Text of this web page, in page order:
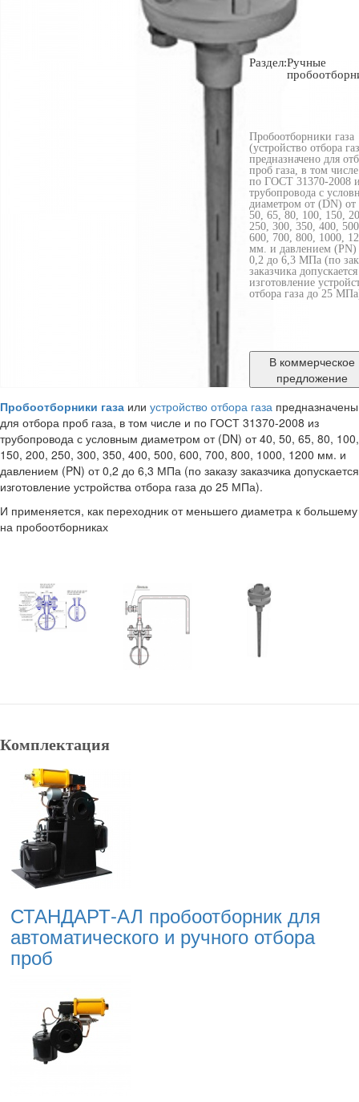
Раздел:Ручные
Пробоотборники газа
(устройство отбора
предназначено для
проб газа, в том
по ГОСТ 31370-2008
трубопровода с
диаметром от (DN) от
50, 65, 80, 100, 150,
250, 300, 350, 400,
600, 700, 800, 1000,
мм. и давлением (PN)
0,2 до 6,3 МПа (по
заказчика допускается
изготовление
отбора газа до 25
В коммерческое
предложение
Пробоотборники газа или устройство отбора газа предназначены
для отбора проб газа, в том числе и по ГОСТ 31370-2008 из
трубопровода с условным диаметром от (DN) от 40, 50, 65, 80, 100,
150, 200, 250, 300, 350, 400, 500, 600, 700, 800, 1000, 1200 мм. и
давлением (PN) от 0,2 до 6,3 МПа (по заказу заказчика допускается
изготовление устройства отбора газа до 25 МПа).
И применяется, как переходник от меньшего диаметра к большему
на пробоотборниках
Комплектация
СТАНДАРТ-АЛ пробоотборник для
автоматического и ручного отбора
проб